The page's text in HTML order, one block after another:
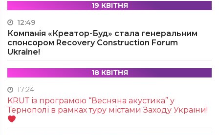
19 КВІТНЯ
12:49
Компанія «Креатор-Буд» стала генеральним
спонсором Recovery Construction Forum
Ukraine!
18 КВІТНЯ
17:24
KRUТ із програмою “Весняна акустика” у
Тернополі в рамках туру містами Заходу України!